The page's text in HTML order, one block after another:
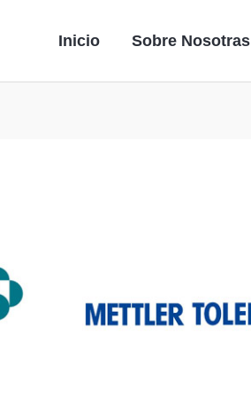
Inicio Sobre Nosotras